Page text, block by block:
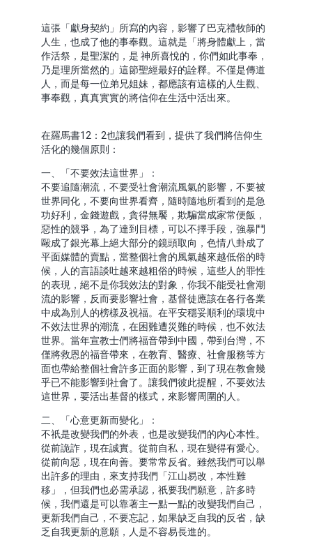
這張「獻身契約」所寫的內容，影響了巴克禮牧師的
人生，也成了他的事奉觀。這就是「將身體獻上，當
作活祭，是聖潔的，是 神所喜悅的，你們如此事奉，
乃是理所當然的」這節聖經最好的詮釋。不僅是傳道
人，而是每一位弟兄姐妹，都應該有這樣的人生觀、
事奉觀，真真實實的將信仰在生活中活出來。
在羅馬書12：2也讓我們看到，提供了我們將信仰生
活化的幾個原則：
一、「不要效法這世界」：
不要追隨潮流，不要受社會潮流風氣的影響，不要被
世界同化，不要向世界看齊，隨時隨地所看到的是急
功好利，金錢遊戲，貪得無饜，欺騙當成家常便飯，
惡性的競爭，為了達到目標，可以不擇手段，強暴鬥
毆成了銀光幕上絕大部分的鏡頭取向，色情八卦成了
平面媒體的賣點，當整個社會的風氣越來越低俗的時
候，人的言語談吐越來越粗俗的時候，這些人的罪性
的表現，絕不是你我效法的對象，你我不能受社會潮
流的影響，反而要影響社會，基督徒應該在各行各業
中成為別人的榜樣及祝福。在平安穩妥順利的環境中
不效法世界的潮流，在困難遭災難的時候，也不效法
世界。當年宣教士們將福音帶到中國，帶到台灣，不
僅將救恩的福音帶來，在教育、醫療、社會服務等方
面也帶給整個社會許多正面的影響，到了現在教會幾
乎已不能影響到社會了。讓我們彼此提醒，不要效法
這世界，要活出基督的樣式，來影響周圍的人。
二、「心意更新而變化」：
不祇是改變我們的外表，也是改變我們的內心本性。
從前詭詐，現在誠實。從前自私，現在變得有愛心。
從前向惡，現在向善。要常常反省。雖然我們可以舉
出許多的理由，來支持我們「江山易改，本性難
移」，但我們也必需承認，祇要我們願意，許多時
候，我們還是可以靠著主一點一點的改變我們自己，
更新我們自己，不要忘記，如果缺乏自我的反省，缺
乏自我更新的意願，人是不容易長進的。